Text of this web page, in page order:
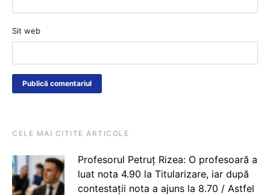
Sit web
CELE MAI CITITE ARTICOLE
Profesorul Petruț Rizea: O profesoară a
luat nota 4.90 la Titularizare, iar după
contestații nota a ajuns la 8.70 / Astfel